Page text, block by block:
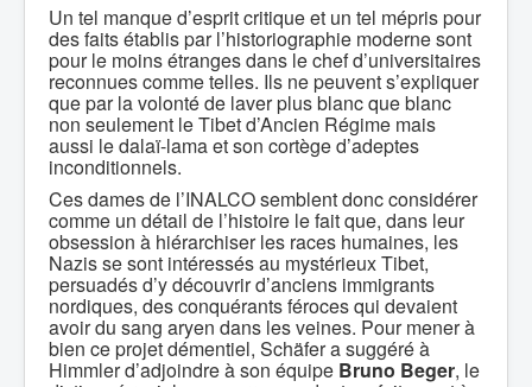
Un tel manque d’esprit critique et un tel mépris pour
des faits établis par l’historiographie moderne sont
pour le moins étranges dans le chef d’universitaires
reconnues comme telles. Ils ne peuvent s’expliquer
que par la volonté de laver plus blanc que blanc
non seulement le Tibet d’Ancien Régime mais
aussi le dalaï-lama et son cortège d’adeptes
inconditionnels.
Ces dames de l’INALCO semblent donc considérer
comme un détail de l’histoire le fait que, dans leur
obsession à hiérarchiser les races humaines, les
Nazis se sont intéressés au mystérieux Tibet,
persuadés d’y découvrir d’anciens immigrants
nordiques, des conquérants féroces qui devaient
avoir du sang aryen dans les veines. Pour mener à
bien ce projet démentiel, Schäfer a suggéré à
Himmler d’adjoindre à son équipe Bruno Beger, le